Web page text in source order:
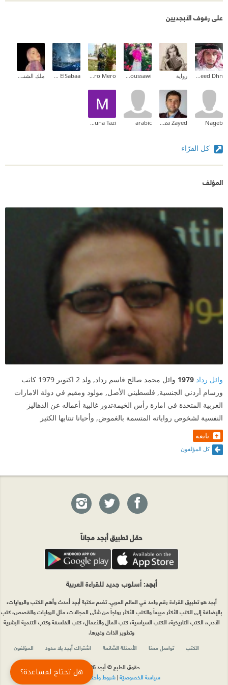
على رفوف الأبجديين
رواية
Nageb
arabic
كل القرّاء
المؤلف
وائل رداد 1979
وائل محمد صالح قاسم رداد, ولد 2 اكتوبر 1979 كاتب
ورسام أردني الجنسية, فلسطيني الأصل, مولود ومقيم في دولة الامارات
العربية المتحدة في امارة رأس الخيمةتدور غالبية أعماله عن الدهاليز
النفسية لشخوص رواياته المتسمة بالغموض, وأحيانا تنتابها الكثير
تابعه
كل المؤلفون
حمّل تطبيق أبجد مجاناً
أبجد: أسلوب جديد للقراءة العربية
أبجد هو تطبيق القراءة رقم واحد في العالم العربي. تضم مكتبة أبجد أحدث وأهم الكتب والروايات،
بالإضافة إلى الكتب الأكثر مبيعاً والكتب الأكثر رواجاً من شتّى المجالات، مثل الروايات والقصص، كتب
الأدب، الكتب التاريخية، الكتب السياسية، كتب المال والأعمال، كتب الفلسفة وكتب التنمية البشرية
وتطوير الذات وغيرها.
الكتب
تواصل معنا الأسئلة الشائعة اشتراك أبجد بلا حدود
المؤلفون
حقوق الطبع © أبجد 2026
سياسة الخصوصيّة|شروط وأحكام الاستخدامهل تحتاج لمساعدة؟